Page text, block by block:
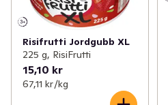
Risifrutti Jordgubb XL
225 g, RisiFrutti
15,10 kr
67,11 kr /kg